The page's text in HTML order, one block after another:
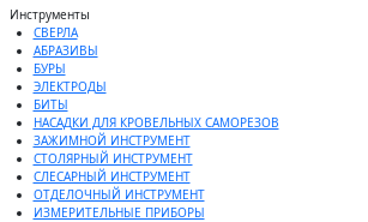
Инструменты
СВЕРЛА
АБРАЗИВЫ
БУРЫ
ЭЛЕКТРОДЫ
БИТЫ
НАСАДКИ ДЛЯ КРОВЕЛЬНЫХ САМОРЕЗОВ
ЗАЖИМНОЙ ИНСТРУМЕНТ
СТОЛЯРНЫЙ ИНСТРУМЕНТ
СЛЕСАРНЫЙ ИНСТРУМЕНТ
ОТДЕЛОЧНЫЙ ИНСТРУМЕНТ
ИЗМЕРИТЕЛЬНЫЕ ПРИБОРЫ